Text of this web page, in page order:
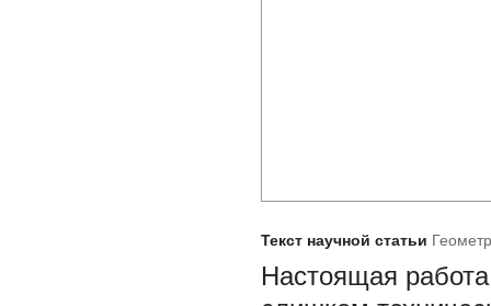
Текст научной статьи
Настоящая